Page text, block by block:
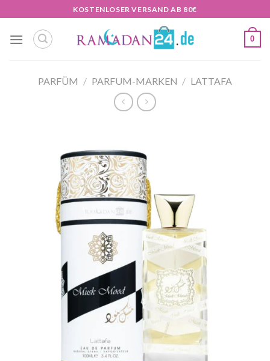
Inhalt
springen
KOSTENLOSER VERSAND AB 80€
0
PARFÜM / PARFUM-MARKEN / LATTAFA